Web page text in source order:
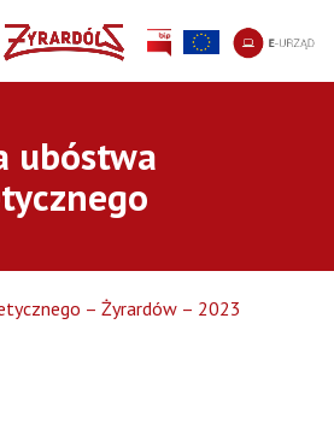
ubóstwa
– Żyrardów – 2023